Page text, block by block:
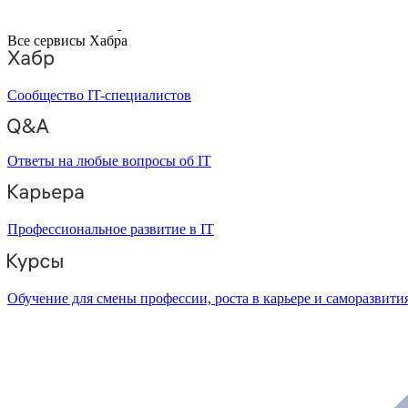
Все сервисы Хабра
Сообщество IT-специалистов
Ответы на любые вопросы об IT
Профессиональное развитие в IT
Обучение для смены профессии, роста в карьере и